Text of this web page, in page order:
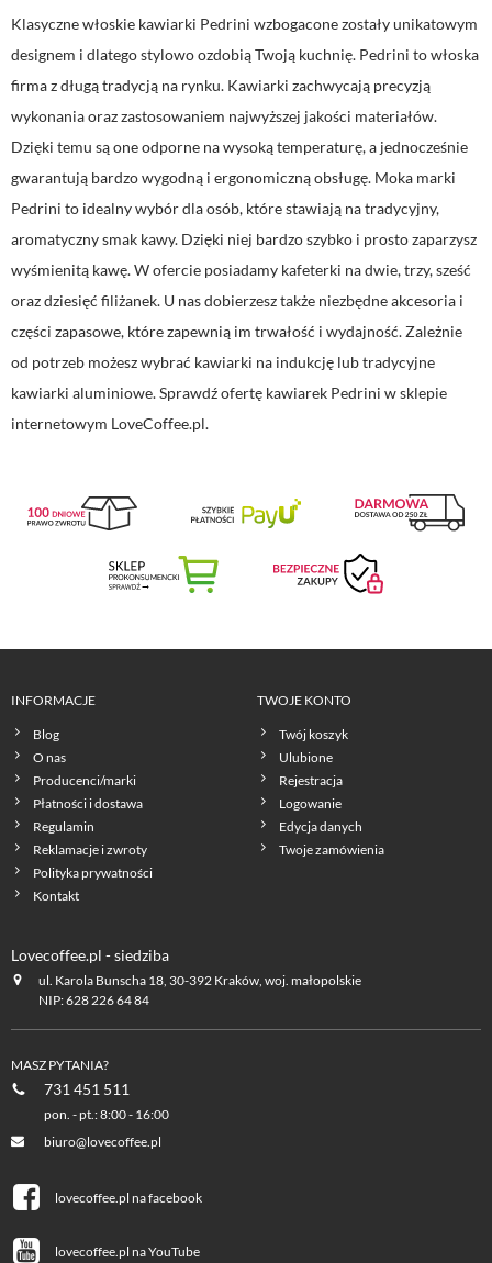
Klasyczne włoskie kawiarki Pedrini wzbogacone zostały unikatowym
designem i dlatego stylowo ozdobią Twoją kuchnię. Pedrini to włoska
firma z długą tradycją na rynku. Kawiarki zachwycają precyzją
wykonania oraz zastosowaniem najwyższej jakości materiałów.
Dzięki temu są one odporne na wysoką temperaturę, a jednocześnie
gwarantują bardzo wygodną i ergonomiczną obsługę. Moka marki
Pedrini to idealny wybór dla osób, które stawiają na tradycyjny,
aromatyczny smak kawy. Dzięki niej bardzo szybko i prosto zaparzysz
wyśmienitą kawę. W ofercie posiadamy kafeterki na dwie, trzy, sześć
oraz dziesięć filiżanek. U nas dobierzesz także niezbędne akcesoria i
części zapasowe, które zapewnią im trwałość i wydajność. Zależnie
od potrzeb możesz wybrać kawiarki na indukcję lub tradycyjne
kawiarki aluminiowe. Sprawdź ofertę kawiarek Pedrini w sklepie
internetowym LoveCoffee.pl.
INFORMACJE
Blog
O nas
Producenci/marki
Płatności i dostawa
Regulamin
Reklamacje i zwroty
Polityka prywatności
Kontakt
TWOJE KONTO
Twój koszyk
Ulubione
Rejestracja
Logowanie
Edycja danych
Twoje zamówienia
Lovecoffee.pl - siedziba
ul. Karola Bunscha 18, 30-392 Kraków, woj. małopolskie
NIP: 628 226 64 84
MASZ PYTANIA?
731 451 511
pon. - pt.: 8:00 - 16:00
biuro@lovecoffee.pl
lovecoffee.pl na facebook
lovecoffee.pl na YouTube